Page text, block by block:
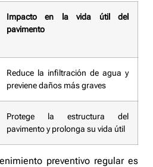
Impacto en la vida útil del
pavimento
Reduce la infiltración de agua y
previene daños más graves
Protege la estructura del
pavimento y prolonga su vida útil
preventivo regular es